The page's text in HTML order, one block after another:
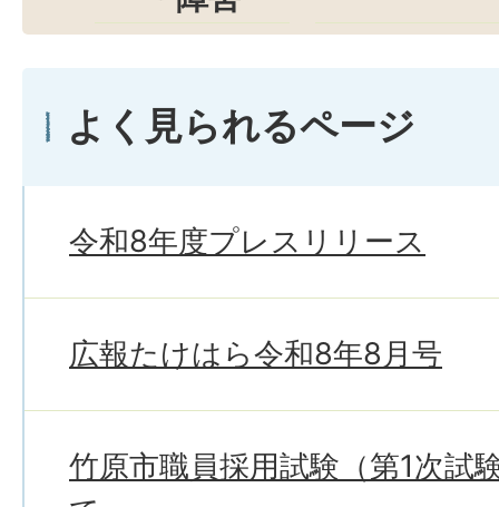
よく見られるページ
令和8年度プレスリリース
広報たけはら令和8年8月号
竹原市職員採用試験（第1次試